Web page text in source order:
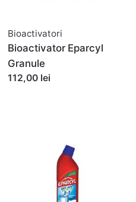
Bioactivatori
Bioactivator Eparcyl
Granule
112,00 lei